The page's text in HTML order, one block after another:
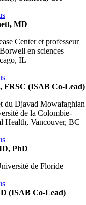
MD
Center et professeur
en sciences
IL
FRSC (ISAB Co-Lead)
du Djavad Mowafaghian
de la Colombie-
Health, Vancouver, BC
PhD
de Floride
(ISAB Co-Lead)